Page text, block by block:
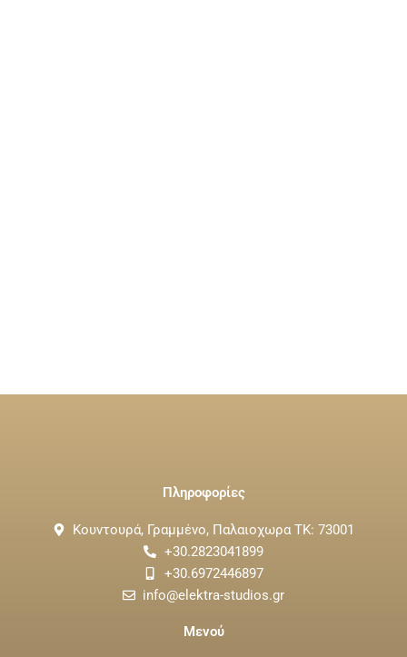
Πληροφορίες
Κουντουρά, Γραμμένο, Παλαιοχωρα ΤΚ: 73001
+30.2823041899
+30.6972446897
info@elektra-studios.gr
Μενού